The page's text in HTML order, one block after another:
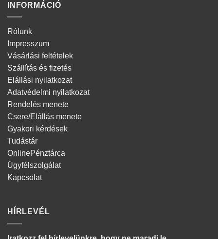
INFORMÁCIÓ
Rólunk
Impresszum
Vásárlási feltételek
Szállítás és fizetés
Elállási nyilatkozat
Adatvédelmi nyilatkozat
Rendelés menete
Csere/Elállás menete
Gyakori kérdések
Tudástár
OnlinePénztárca
Ügyfélszolgálat
Kapcsolat
HÍRLEVÉL